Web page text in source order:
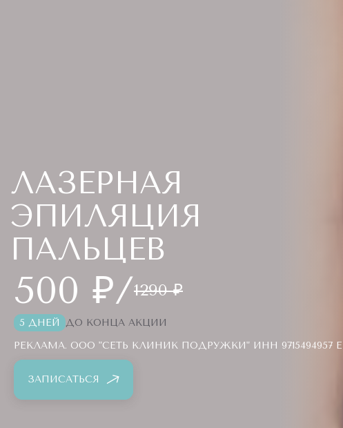
ЛАЗЕРНАЯ
ЭПИЛЯЦИЯ
ПАЛЬЦЕВ
500 ₽/1290 ₽
5 ДНЕЙ
ДО КОНЦА АКЦИИ
РЕКЛАМА. ООО "СЕТЬ КЛИНИК ПОДРУЖКИ" ИНН 9715494957
ЗАПИСАТЬСЯ